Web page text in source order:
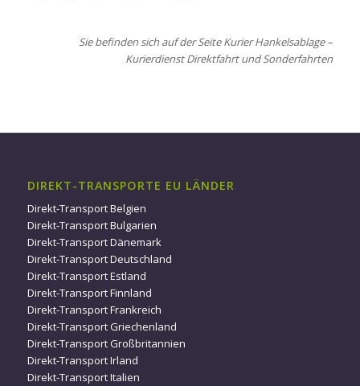
Sie befinden sich auf der Seite Kurier Hankelsablage –
Kurierdienst Direktfahrt und Sonderfahrten
DIREKT-TRANSPORTE EU LÄNDER
Direkt-Transport Belgien
Direkt-Transport Bulgarien
Direkt-Transport Dänemark
Direkt-Transport Deutschland
Direkt-Transport Estland
Direkt-Transport Finnland
Direkt-Transport Frankreich
Direkt-Transport Griechenland
Direkt-Transport Großbritannien
Direkt-Transport Irland
Direkt-Transport Italien